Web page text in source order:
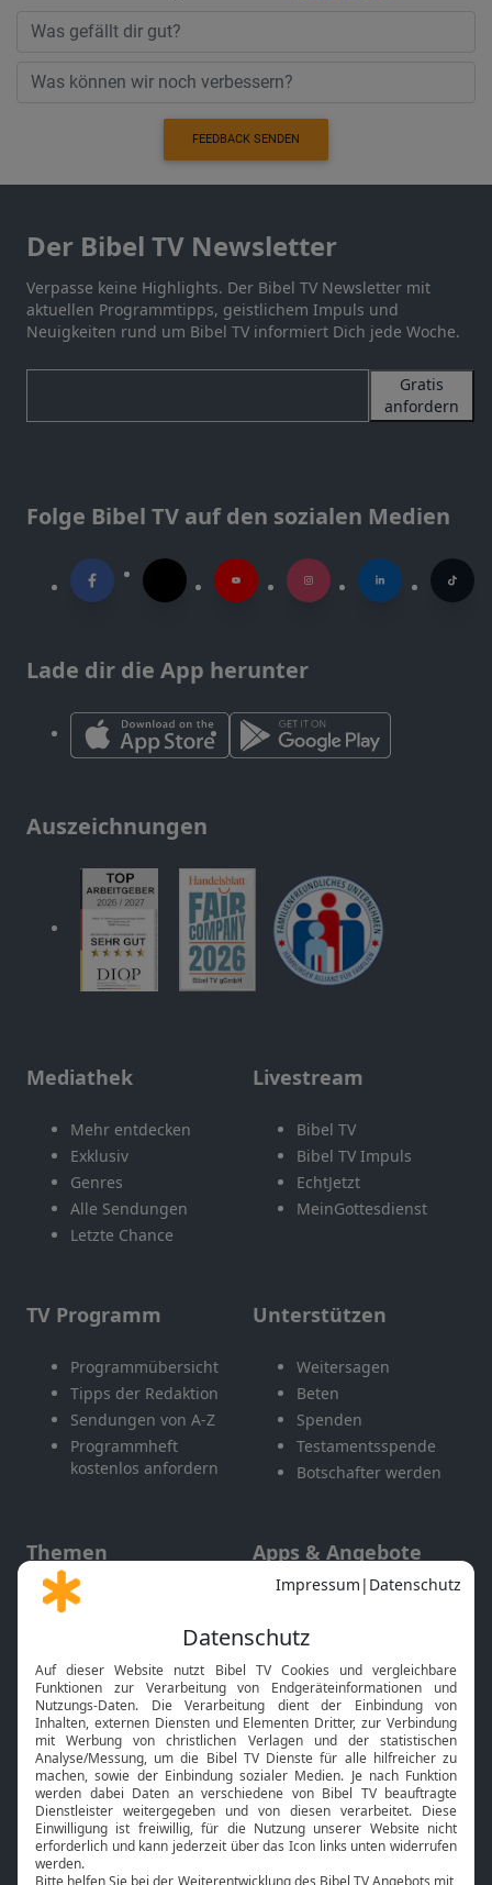
FEEDBACK SENDEN
Der Bibel TV Newsletter
Verpasse keine Highlights. Der Bibel TV Newsletter mit
aktuellen Programmtipps, geistlichem Impuls und
Neuigkeiten rund um Bibel TV informiert Dich jede Woche.
Gratis
anfordern
Folge Bibel TV auf den sozialen Medien
Lade dir die App herunter
Auszeichnungen
Mediathek
Mehr entdecken
Exklusiv
Genres
Alle Sendungen
Letzte Chance
Livestream
Bibel TV
Bibel TV Impuls
EchtJetzt
MeinGottesdienst
TV Programm
Programmübersicht
Tipps der Redaktion
Sendungen von A-Z
Programmheft
kostenlos anfordern
Unterstützen
Weitersagen
Beten
Spenden
Testamentsspende
Botschafter werden
Themen
Gott und Bibel erklärt
Neuigkeiten
Apps & Angebote
Mobile App
Smart TV
HbbTV
Bibelthek Online-Bibel
Nächster Gottesdienst
Bibel TV Service